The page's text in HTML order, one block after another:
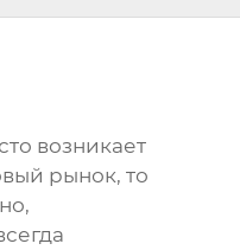
возникает
рынок, то